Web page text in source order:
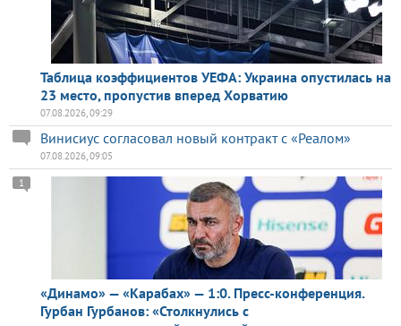
Таблица коэффициентов УЕФА: Украина опустилась на
23 место, пропустив вперед Хорватию
07.08.2026, 09:29
Винисиус согласовал новый контракт с «Реалом»
07.08.2026, 09:05
«Динамо» — «Карабах» — 1:0. Пресс-конференция.
Гурбан Гурбанов: «Столкнулись с
1